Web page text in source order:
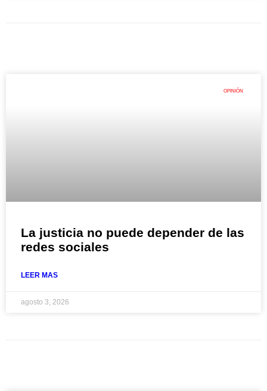
OPINIÓN
La justicia no puede depender de las
redes sociales
LEER MAS
agosto 3, 2026